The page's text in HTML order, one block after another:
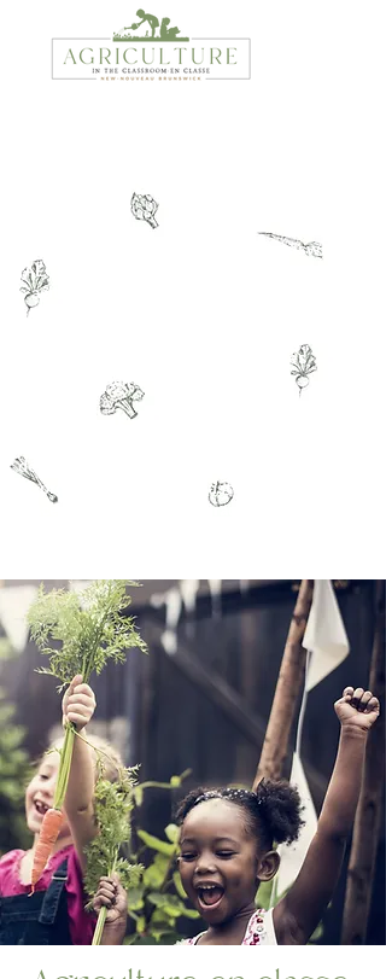
Nos racines
Agriculture en classe Nouveau-Brunswick
(AEC-NB) a été lancé en
s’agit d’une excellente addition aux efforts
existants pour sensibiliser, éduquer et
Nouveau-Brunswick et ce, à tous les
niveaux scolaires.
Les étudiants auront l'occasion
développement économique, nutritionnel
et professionnel de l'industrie agricole
grâce à des activités interactives et